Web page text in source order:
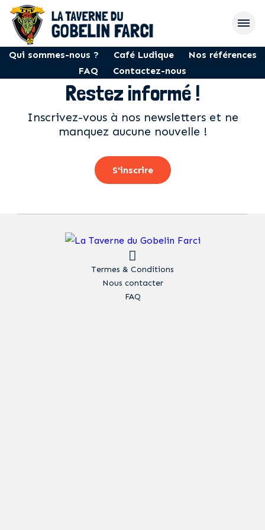
Qui sommes-nous ? Café Ludique
Nos références
FAQ
Contactez-nous
Restez informé !
Inscrivez-vous à nos newsletters et ne
manquez aucune nouvelle !
S'inscrire
Termes & Conditions
Nous contacter
FAQ